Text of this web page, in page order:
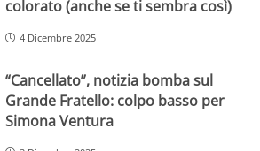
colorato (anche se ti sembra così)
4 Dicembre 2025
“Cancellato”, notizia bomba sul
Grande Fratello: colpo basso per
Simona Ventura